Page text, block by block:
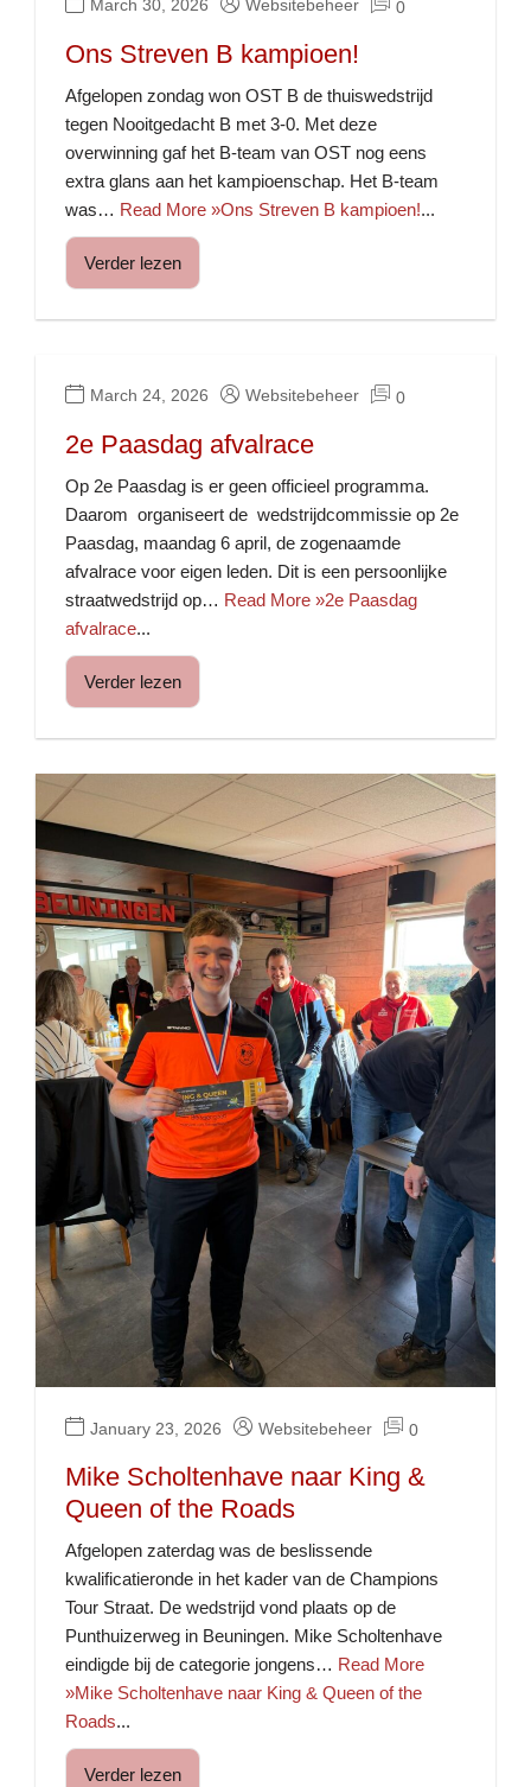
March 30, 2026 Websitebeheer 0
Ons Streven B kampioen!
Afgelopen zondag won OST B de thuiswedstrijd
tegen Nooitgedacht B met 3-0. Met deze
overwinning gaf het B-team van OST nog eens
extra glans aan het kampioenschap. Het B-team
was… Read More »Ons Streven B kampioen!...
Verder lezen
March 24, 2026 Websitebeheer 0
2e Paasdag afvalrace
Op 2e Paasdag is er geen officieel programma.
Daarom organiseert de wedstrijdcommissie op 2e
Paasdag, maandag 6 april, de zogenaamde
afvalrace voor eigen leden. Dit is een persoonlijke
straatwedstrijd op… Read More »2e Paasdag
afvalrace...
Verder lezen
January 23, 2026 Websitebeheer 0
Mike Scholtenhave naar King &
Queen of the Roads
Afgelopen zaterdag was de beslissende
kwalificatieronde in het kader van de Champions
Tour Straat. De wedstrijd vond plaats op de
Punthuizerweg in Beuningen. Mike Scholtenhave
eindigde bij de categorie jongens… Read More
»Mike Scholtenhave naar King & Queen of the
Roads...
Verder lezen